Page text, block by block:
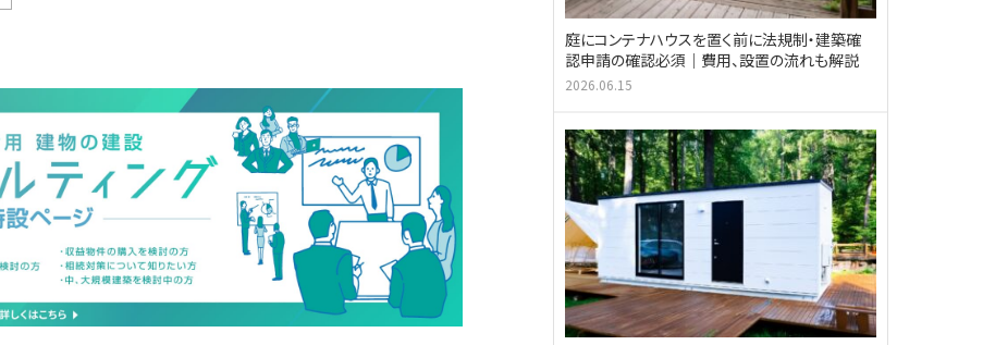
庭にコンテナハウスを置く前に法規制・建築確
認申請の確認必須｜費用、設置の流れも解説
2026.06.15